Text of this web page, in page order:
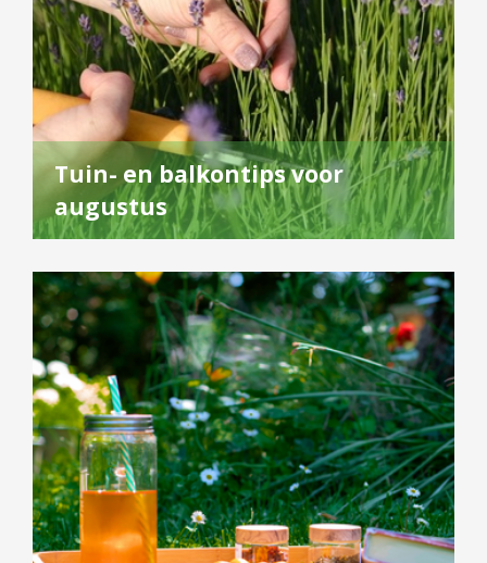
Tuin- en balkontips voor
augustus